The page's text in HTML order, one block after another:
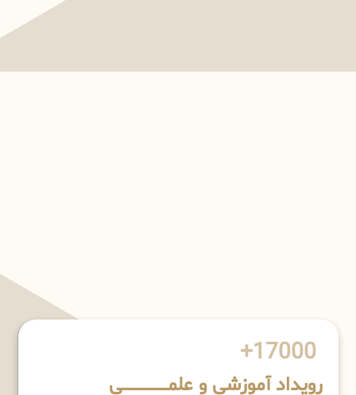
17000+
رویداد آموزشی و علمـــــــــــــــــــی